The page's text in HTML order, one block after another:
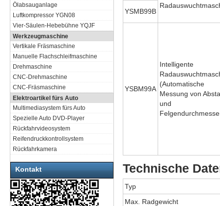
Ölabsauganlage
Luftkompressor YGN08
Vier-Säulen-Hebebühne YQJF
Werkzeugmaschine
Vertikale Fräsmaschine
Manuelle Flachschleifmaschine
Drehmaschine
CNC-Drehmaschine
CNC-Fräsmaschine
Elektroartikel fürs Auto
Multimediasystem fürs Auto
Spezielle Auto DVD-Player
Rückfahrvideosystem
Reifendruckkontrollsystem
Rückfahrkamera
Kontakt
YSMB99B
YSBM99A
Intelligente
(Automatische
Messung von
und
Technische
Typ
Max. Radgewicht